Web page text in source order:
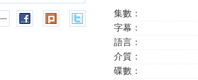
集數：
字幕：
語言：
介質：
碟數：